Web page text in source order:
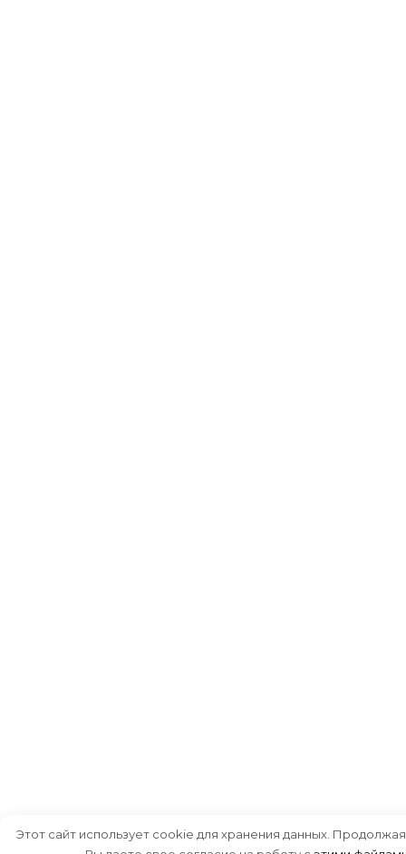
Этот сайт использует cookie для хранения данных.